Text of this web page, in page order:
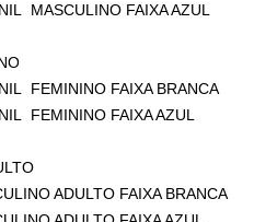
MASCULINO FAIXA AZUL
FEMININO FAIXA BRANCA​
FEMININO FAIXA AZUL
ADULTO FAIXA BRANCA